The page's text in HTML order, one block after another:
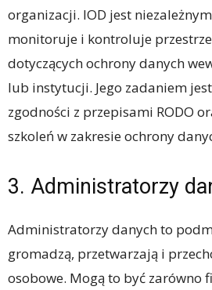
organizacji. IOD jest
monitoruje i kontroluje
dotyczących ochrony danych
lub instytucji. Jego zadaniem
zgodności z przepisami RODO
szkoleń w zakresie ochrony
3. Administratorzy
Administratorzy danych to
gromadzą, przetwarzają i
osobowe. Mogą to być zarówno